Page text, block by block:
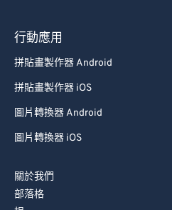
行動應用
拼貼畫製作器 Android
拼貼畫製作器 iOS
圖片轉換器 Android
圖片轉換器 iOS
關於我們
部落格